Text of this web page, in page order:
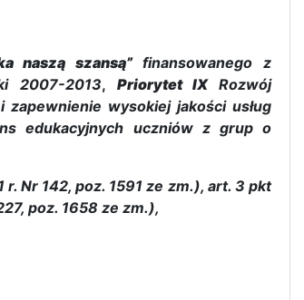
naszą szansą” finansowanego z
2007-2013, Priorytet IXRozwój
wysokiej jakości usług
edukacyjnych uczniów z grup o
Nr 142, poz. 1591 ze zm.), art. 3 pkt
poz. 1658 ze zm.),